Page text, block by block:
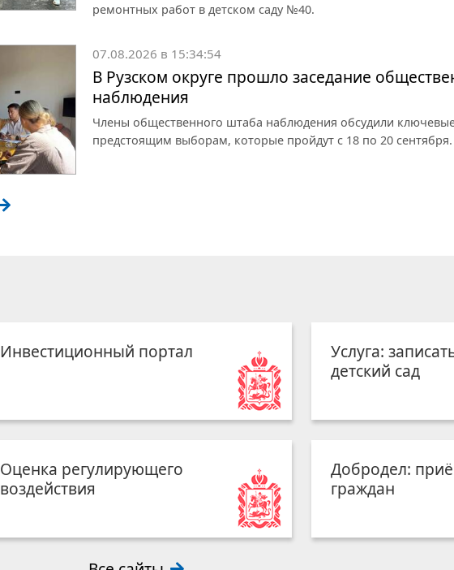
ремонтных работ в детском саду №40.
07.08.2026 в 15:34:54
В Рузском округе прошло заседание
наблюдения
Члены общественного штаба наблюдения обсудили
предстоящим выборам, которые пройдут с 18 по 20 сентября.
Инвестиционный портал
Услуга:
детский сад
Оценка регулирующего
воздействия
Добродел:
граждан